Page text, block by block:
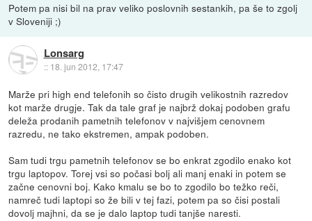
Potem pa nisi bil na prav veliko poslovnih sestankih, pa še to zgolj
v Sloveniji ;)
Lonsarg
:: 18. jun 2012, 17:47
Marže pri high end telefonih so čisto drugih velikostnih razredov
kot marže drugje. Tak da tale graf je najbrž dokaj podoben grafu
deleža prodanih pametnih telefonov v najvišjem cenovnem
razredu, ne tako ekstremen, ampak podoben.
Sam tudi trgu pametnih telefonov se bo enkrat zgodilo enako kot
trgu laptopov. Torej vsi so počasi bolj ali manj enaki in potem se
začne cenovni boj. Kako kmalu se bo to zgodilo bo težko reči,
namreč tudi laptopi so že bili v tej fazi, potem pa so čisi postali
dovolj majhni, da se je dalo laptop tudi tanjše naresti.